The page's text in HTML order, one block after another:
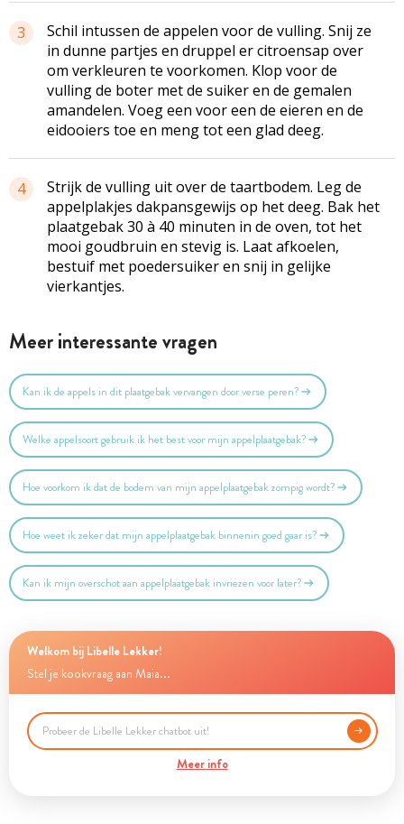
3
Schil intussen de appelen voor de vulling. Snij ze
in dunne partjes en druppel er citroensap over
om verkleuren te voorkomen. Klop voor de
vulling de boter met de suiker en de gemalen
amandelen. Voeg een voor een de eieren en de
eidooiers toe en meng tot een glad deeg.
4
Strijk de vulling uit over de taartbodem. Leg de
appelplakjes dakpansgewijs op het deeg. Bak het
plaatgebak 30 à 40 minuten in de oven, tot het
mooi goudbruin en stevig is. Laat afkoelen,
bestuif met poedersuiker en snij in gelijke
vierkantjes.
Meer interessante vragen
Kan ik de appels in dit plaatgebak vervangen door verse peren?
Welke appelsoort gebruik ik het best voor mijn appelplaatgebak?
Hoe voorkom ik dat de bodem van mijn appelplaatgebak zompig wordt?
Hoe weet ik zeker dat mijn appelplaatgebak binnenin goed gaar is?
Kan ik mijn overschot aan appelplaatgebak invriezen voor later?
Welkom bij Libelle Lekker!
Stel je kookvraag aan Maia...
Meer info